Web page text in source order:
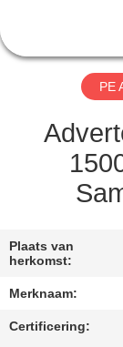
MET
ONS
NIEUWS
VRAAG
EEN
OFFERTE
PE
Plaats van
herkomst:
Merknaam:
Certificering: